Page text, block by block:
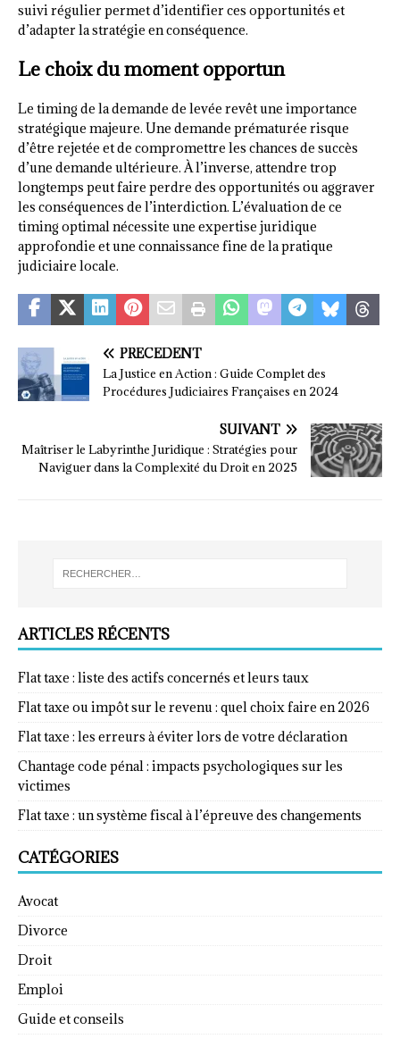
suivi régulier permet d’identifier ces opportunités et
d’adapter la stratégie en conséquence.
Le choix du moment opportun
Le timing de la demande de levée revêt une importance
stratégique majeure. Une demande prématurée risque
d’être rejetée et de compromettre les chances de succès
d’une demande ultérieure. À l’inverse, attendre trop
longtemps peut faire perdre des opportunités ou aggraver
les conséquences de l’interdiction. L’évaluation de ce
timing optimal nécessite une expertise juridique
approfondie et une connaissance fine de la pratique
judiciaire locale.
PRÉCÉDENT
La Justice en Action : Guide Complet des
Procédures Judiciaires Françaises en 2024
SUIVANT
Maîtriser le Labyrinthe Juridique : Stratégies pour
Naviguer dans la Complexité du Droit en 2025
ARTICLES RÉCENTS
Flat taxe : liste des actifs concernés et leurs taux
Flat taxe ou impôt sur le revenu : quel choix faire en 2026
Flat taxe : les erreurs à éviter lors de votre déclaration
Chantage code pénal : impacts psychologiques sur les
victimes
Flat taxe : un système fiscal à l’épreuve des changements
CATÉGORIES
Avocat
Divorce
Droit
Emploi
Guide et conseils